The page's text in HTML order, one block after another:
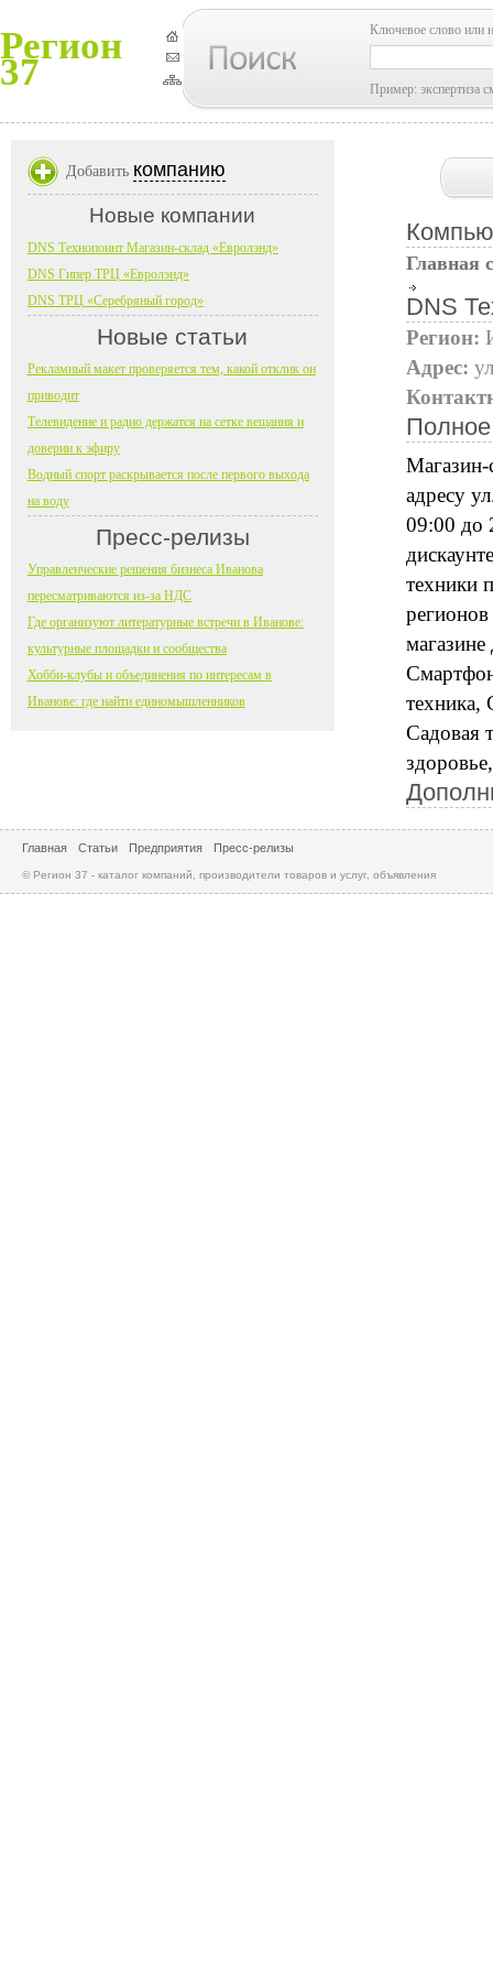
Регион
37
Ключевое слово или
Пример: экспертиза
Главная
DNS
Регион:
Адрес:
Магазин-
адресу
09:00 до
техники
техника,
Садовая
Добавить компанию
Новые компании
DNS Технопоинт Магазин-склад «Евролэнд»
DNS Гипер ТРЦ «Евролэнд»
DNS ТРЦ «Серебряный город»
Новые статьи
Рекламный макет проверяется тем, какой отклик он
приводит
Телевидение и радио держатся на сетке вещания и
доверии к эфиру
Водный спорт раскрывается после первого выхода
на воду
Пресс-релизы
Управленческие решения бизнеса Иванова
пересматриваются из-за НДС
Где организуют литературные встречи в Иванове:
культурные площадки и сообщества
Хобби-клубы и объединения по интересам в
Иванове: где найти единомышленников
Главная Статьи Предприятия Пресс-релизы
© Регион 37 - каталог компаний, производители товаров и услуг, объявления